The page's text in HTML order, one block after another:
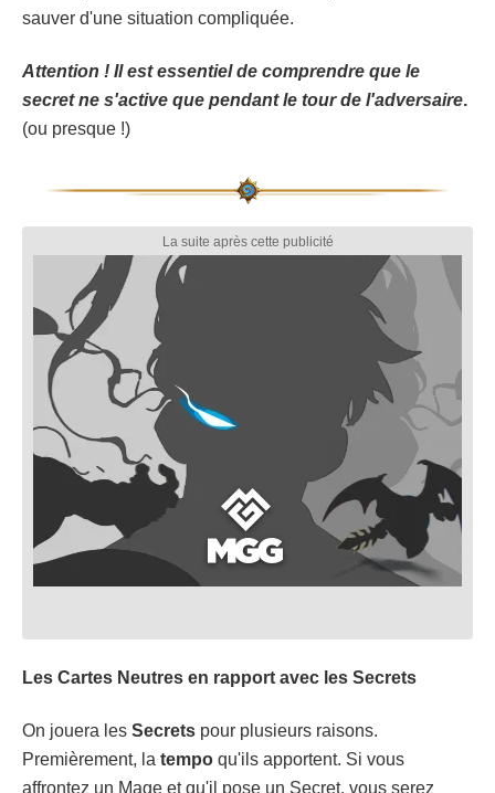
sauver d'une situation compliquée.
Attention ! Il est essentiel de comprendre que le
secret ne s'active que pendant le tour de l'adversaire.
(ou presque !)
Les Cartes Neutres en rapport avec les Secrets
On jouera les Secrets pour plusieurs raisons.
Premièrement, la tempo qu'ils apportent. Si vous
affrontez un Mage et qu'il pose un Secret, vous serez